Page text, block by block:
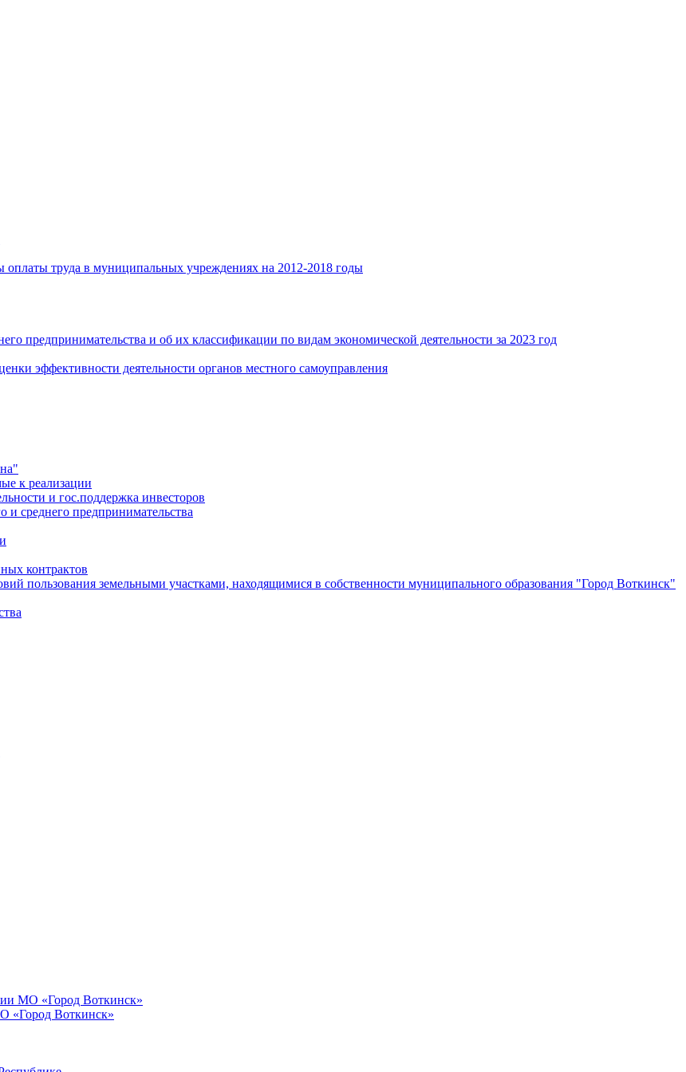
оплаты труда в муниципальных учреждениях на 2012-2018 годы
предпринимательства и об их классификации по видам экономической деятельности за 2023 год
эффективности деятельности органов местного самоуправления
к реализации
и гос.поддержка инвесторов
и среднего предпринимательства
контрактов
пользования земельными участками, находящимися в собственности муниципального образования "Город Воткинск"
МО «Город Воткинск»
«Город Воткинск»